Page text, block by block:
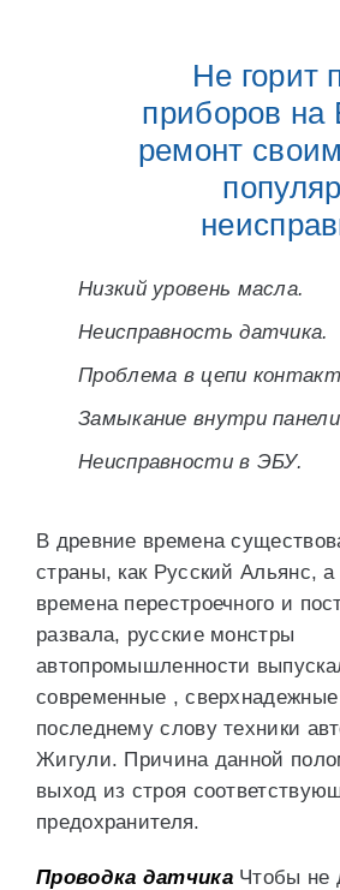
Не горит
приборов на
ремонт
Низкий уровень масла.
Неисправность датчика.
Проблема в цепи
Замыкание внутри
Неисправности в ЭБУ.
В древние времена
страны, как Русский Альянс, а
времена перестроечного и
развала, русские монстры
автопромышленности
современные ,
последнему слову техники
Жигули. Причина данной
выход из строя
предохранителя.
Проводка датчикаЧтобы не